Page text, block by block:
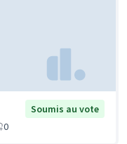
Soumis au vote
0